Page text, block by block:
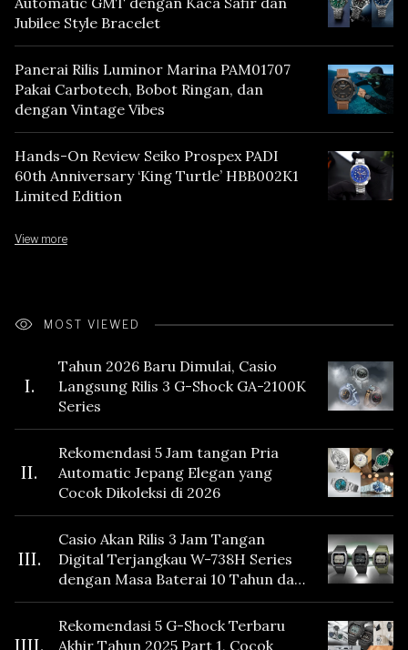
Jubilee Style Bracelet
Panerai Rilis Luminor Marina PAM01707
Pakai Carbotech, Bobot Ringan, dan
dengan Vintage Vibes
Hands-On Review Seiko Prospex PADI
60th Anniversary ‘King Turtle’ HBB002K1
Limited Edition
View more
MOST VIEWED
I.
Tahun 2026 Baru Dimulai, Casio
Langsung Rilis 3 G-Shock GA-2100K
Series
II.
Rekomendasi 5 Jam tangan Pria
Automatic Jepang Elegan yang
Cocok Dikoleksi di 2026
III.
Casio Akan Rilis 3 Jam Tangan
Digital Terjangkau W-738H Series
dengan Masa Baterai 10 Tahun dan
Fitur Vibration
IIII.
Rekomendasi 5 G-Shock Terbaru
Akhir Tahun 2025 Part 1, Cocok